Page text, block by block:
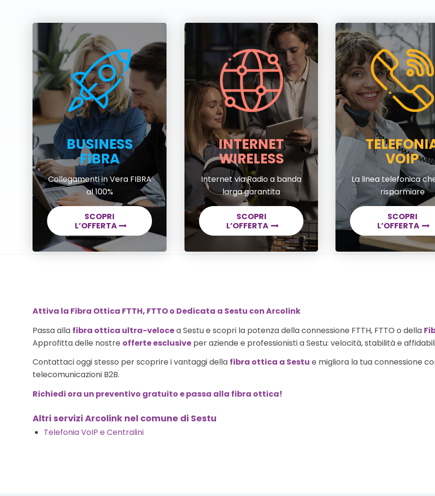
BUSINESS
FIBRA
Collegamenti in Vera FIBRA
al 100%
SCOPRI
L’OFFERTA
INTERNET
WIRELESS
Internet via Radio a banda
larga garantita
SCOPRI
L’OFFERTA
VOIP
La linea telefonica
risparmiare
SCOPRI
L’OFFERTA
Attiva la Fibra Ottica FTTH, FTTO o Dedicata a Sestu con Arcolink
Passa alla fibra ottica ultra-velocea Sestu e scopri la potenza della connessione FTTH, FTTO o della
Approfitta delle nostre offerte esclusive per aziende e professionisti a Sestu: velocità, stabilità e
Contattaci oggi stesso per scoprire i vantaggi della fibra ottica a Sestu e migliora la tua connessione
telecomunicazioni B2B.
Richiedi ora un preventivo gratuito e passa alla fibra ottica!
Altri servizi Arcolink nel comune di Sestu
Telefonia VoIP e Centralini